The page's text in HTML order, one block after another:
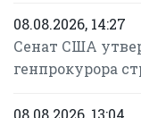
08.08.2026, 14:27
Сенат США
генпрокурора
08.08.2026, 13:04